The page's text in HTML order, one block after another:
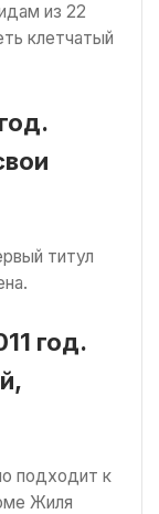
из 22
клетчатый
титул
год.
подходит к
Жиля